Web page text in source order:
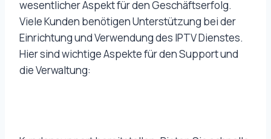
wesentlicher Aspekt für den Geschäftserfolg.
Viele Kunden benötigen Unterstützung bei der
Einrichtung und Verwendung des IPTV Dienstes.
Hier sind wichtige Aspekte für den Support und
die Verwaltung: